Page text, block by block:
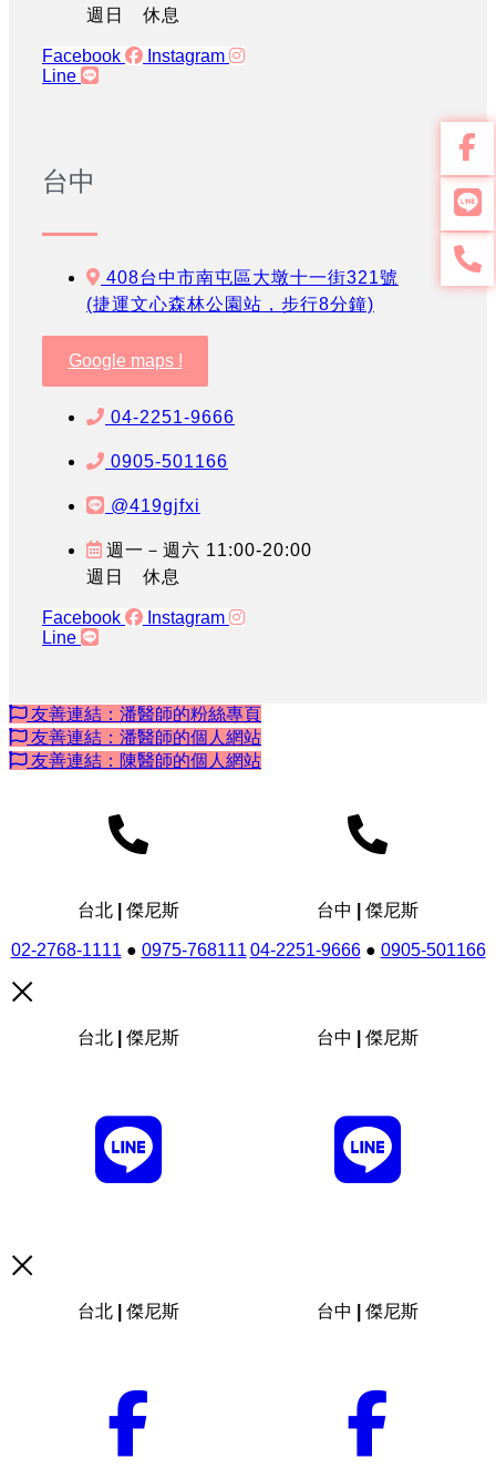
週日 休息
Facebook
Instagram
Line
台中
408台中市南屯區大墩十一街321號
(捷運文心森林公園站，步行8分鐘)
Google maps !
04-2251-9666
0905-501166
@419gjfxi
週一－週六 11:00-20:00
週日 休息
Facebook
Instagram
Line
友善連結：潘醫師的粉絲專頁
友善連結：潘醫師的個人網站
友善連結：陳醫師的個人網站
台北 | 傑尼斯
02-2768-1111 ● 0975-768111
台中 | 傑尼斯
04-2251-9666● 0905-501166
台北 | 傑尼斯 台中 | 傑尼斯
台北 | 傑尼斯 台中 | 傑尼斯